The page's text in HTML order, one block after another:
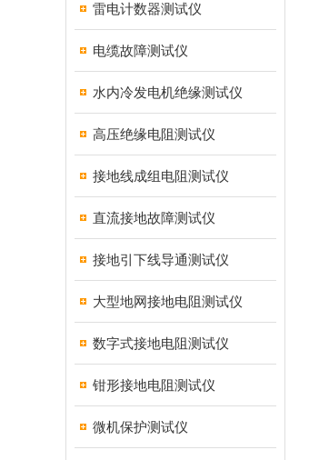
雷电计数器测试仪
电缆故障测试仪
水内冷发电机绝缘测试仪
高压绝缘电阻测试仪
接地线成组电阻测试仪
直流接地故障测试仪
接地引下线导通测试仪
大型地网接地电阻测试仪
数字式接地电阻测试仪
钳形接地电阻测试仪
微机保护测试仪